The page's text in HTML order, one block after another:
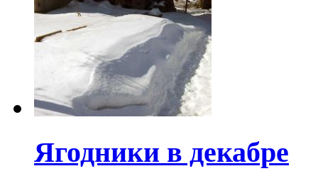
Ягодники в декабре